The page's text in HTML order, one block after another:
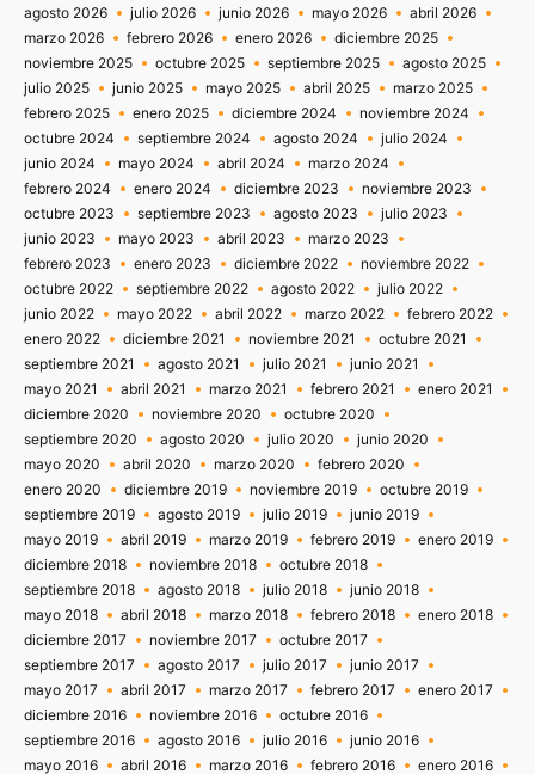
agosto 2026 julio 2026 junio 2026 mayo 2026
abril 2026
marzo 2026
febrero 2026 enero 2026
diciembre 2025
noviembre 2025
octubre 2025 septiembre 2025
agosto 2025
julio 2025
junio 2025 mayo 2025 abril 2025
marzo 2025
febrero 2025
enero 2025 diciembre 2024
noviembre 2024
octubre 2024
septiembre 2024 agosto 2024
julio 2024
junio 2024
mayo 2024 abril 2024
marzo 2024
febrero 2024
enero 2024 diciembre 2023
noviembre 2023
octubre 2023
septiembre 2023 agosto 2023
julio 2023
junio 2023
mayo 2023 abril 2023
marzo 2023
febrero 2023
enero 2023 diciembre 2022
noviembre 2022
octubre 2022
septiembre 2022 agosto 2022
julio 2022
junio 2022
mayo 2022 abril 2022 marzo 2022
febrero 2022
enero 2022
diciembre 2021 noviembre 2021
octubre 2021
septiembre 2021
agosto 2021 julio 2021
junio 2021
mayo 2021
abril 2021 marzo 2021 febrero 2021
enero 2021
diciembre 2020
noviembre 2020
octubre 2020
septiembre 2020
agosto 2020 julio 2020
junio 2020
mayo 2020
abril 2020 marzo 2020
febrero 2020
enero 2020
diciembre 2019 noviembre 2019
octubre 2019
septiembre 2019
agosto 2019 julio 2019
junio 2019
mayo 2019
abril 2019 marzo 2019 febrero 2019
enero 2019
diciembre 2018
noviembre 2018
octubre 2018
septiembre 2018
agosto 2018 julio 2018
junio 2018
mayo 2018
abril 2018 marzo 2018 febrero 2018
enero 2018
diciembre 2017
noviembre 2017
octubre 2017
septiembre 2017
agosto 2017 julio 2017
junio 2017
mayo 2017
abril 2017 marzo 2017 febrero 2017
enero 2017
diciembre 2016
noviembre 2016
octubre 2016
septiembre 2016
agosto 2016 julio 2016
junio 2016
mayo 2016
abril 2016 marzo 2016 febrero 2016 enero 2016